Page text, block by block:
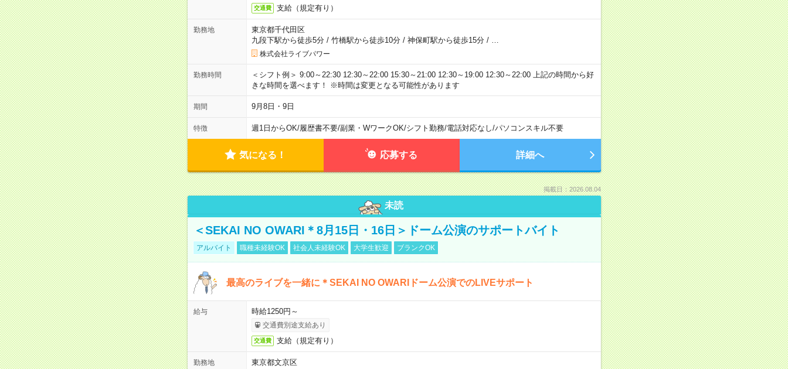
交通費 支給（規定有り）
勤務地
東京都千代田区
九段下駅から徒歩5分/ 竹橋駅から徒歩10分/ 神保町駅から徒歩15分/
株式会社ライブパワー
勤務時間
＜シフト例＞ 9:00～22:30 12:30～22:00 15:30～21:00 12:30～19:00 12:30～22:00 上記の時間から好
きな時間を選べます！ ※時間は変更となる可能性があります
期間 9月8日・9日
特徴 週1日からOK/履歴書不要/副業・WワークOK/シフト勤務/電話対応なし/パソコンスキル不要
気になる！ 応募する 詳細へ
掲載日：2026.08.04
未読
＜SEKAI NO OWARI＊8月15日・16日＞ドーム公演のサポートバイト
アルバイト 職種未経験OK 社会人未経験OK 大学生歓迎 ブランクOK
最高のライブを一緒に＊SEKAI NO OWARIドーム公演でのLIVEサポート
給与 時給1250円～
交通費別途支給あり
交通費 支給（規定有り）
勤務地
東京都文京区